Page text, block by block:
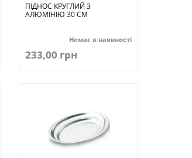
ПІДНОС КРУГЛИЙ З
АЛЮМІНІЮ 30 СМ
Немає в наявності
233,00 грн